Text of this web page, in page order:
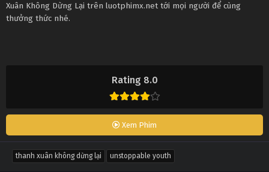
Rating 8.0
Xem Phim
Xuân Không Dừng Lại trên luotphimx.net tới mọi người để cùng
thưởng thức nhé.
thanh xuân không dừng lại unstoppable youth